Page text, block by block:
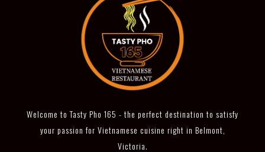
Welcome to Tasty Pho 165 - the perfect destination to satisfy
your passion for Vietnamese cuisine right in Belmont,
Victoria.